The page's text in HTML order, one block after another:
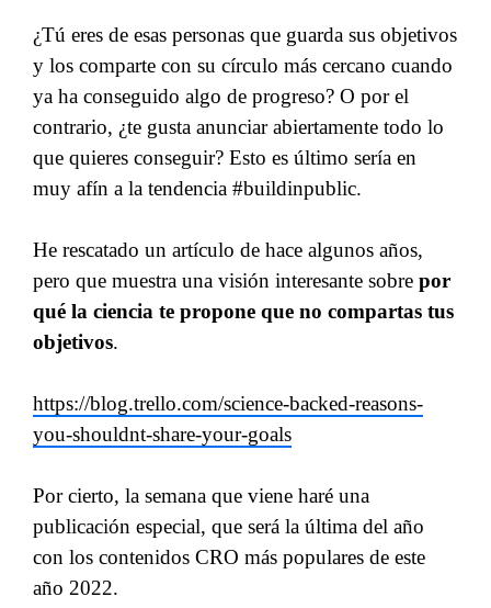
¿Tú eres de esas personas que guarda sus objetivos
y los comparte con su círculo más cercano cuando
ya ha conseguido algo de progreso? O por el
contrario, ¿te gusta anunciar abiertamente todo lo
que quieres conseguir? Esto es último sería en
muy afín a la tendencia #buildinpublic.
He rescatado un artículo de hace algunos años,
pero que muestra una visión interesante sobre por
qué la ciencia te propone que no compartas tus
objetivos.
https://blog.trello.com/science-backed-reasons-
you-shouldnt-share-your-goals
Por cierto, la semana que viene haré una
publicación especial, que será la última del año
con los contenidos CRO más populares de este
año 2022.